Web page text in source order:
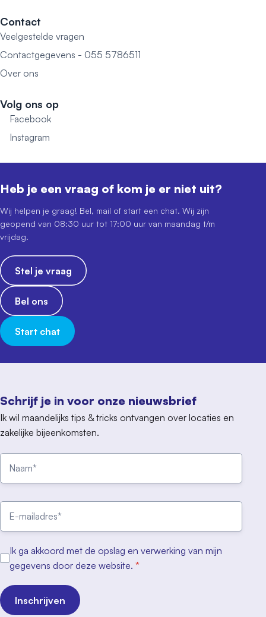
Contact
Veelgestelde vragen
Contactgegevens - 055 5786511
Over ons
Volg ons op
Facebook
Instagram
Schrijf je in voor onze nieuwsbrief
Ik wil maandelijks tips & tricks ontvangen over locaties en
zakelijke bijeenkomsten.
Ik ga akkoord met de opslag en verwerking van mijn
gegevens door deze website. *
Inschrijven
Heb je een vraag of kom je er niet uit?
Wij helpen je graag! Bel, mail of start een chat. Wij zijn
geopend van 08:30 uur tot 17:00 uur van maandag t/m
vrijdag.
Stel je vraag
Bel ons
Start chat